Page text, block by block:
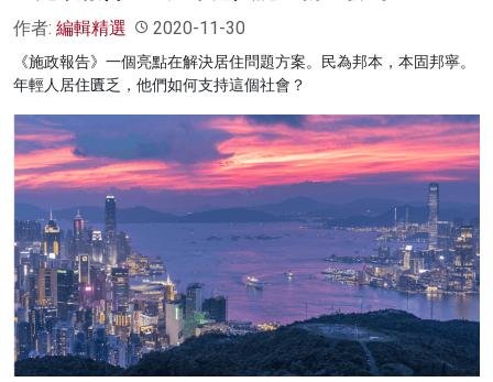
作者: 編輯精選 2020-11-30
《施政報告》一個亮點在解決居住問題方案。民為邦本，本固邦寧。
年輕人居住匱乏，他們如何支持這個社會？